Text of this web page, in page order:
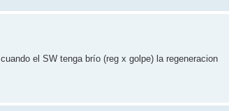
el SW tenga brío (reg x golpe) la regeneracion